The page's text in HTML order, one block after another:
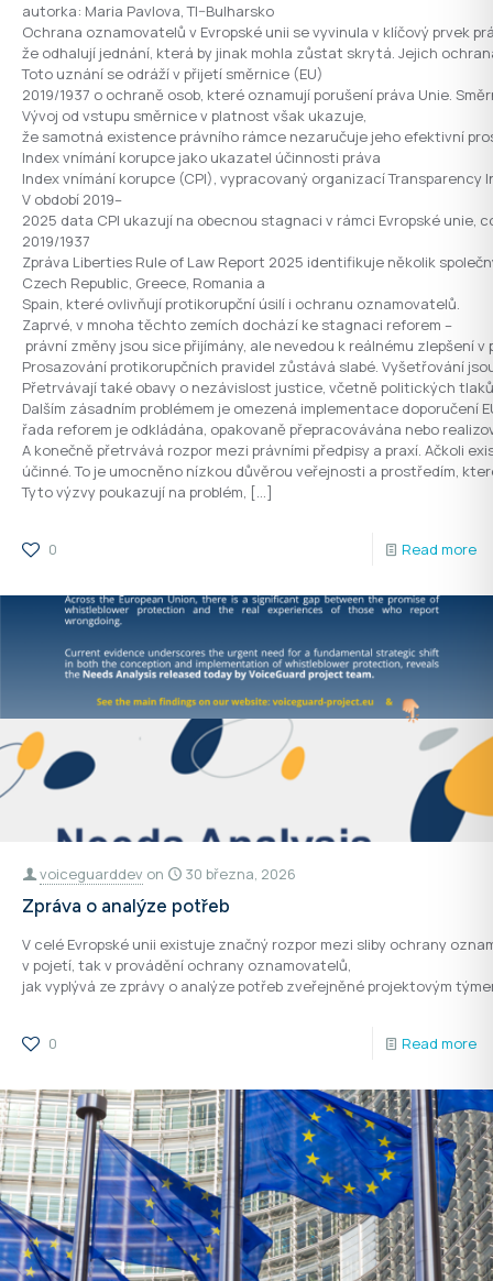
autorka: Maria Pavlova, TI–Bulharsko
Ochrana oznamovatelů v Evropské unii se vyvinula v klíčový prvek
že odhalují jednání, která by jinak mohla zůstat skrytá. Jejich
Toto uznání se odráží v přijetí směrnice (EU)
2019/1937 o ochraně osob, které oznamují porušení práva Unie.
Vývoj od vstupu směrnice v platnost však ukazuje,
že samotná existence právního rámce nezaručuje jeho efektivní
Index vnímání korupce jako ukazatel účinnosti práva
Index vnímání korupce (CPI), vypracovaný organizací
V období 2019–
2025 data CPI ukazují na obecnou stagnaci v rámci Evropské
2019/1937
Zpráva Liberties Rule of Law Report 2025 identifikuje několik
Czech Republic, Greece, Romania a
Spain, které ovlivňují protikorupční úsilí i ochranu oznamovatelů.
Zaprvé, v mnoha těchto zemích dochází ke stagnaci reforem –
právní změny jsou sice přijímány, ale nevedou k reálnému zlepšení v
Prosazování protikorupčních pravidel zůstává slabé. Vyšetřování
Přetrvávají také obavy o nezávislost justice, včetně politických
Dalším zásadním problémem je omezená implementace doporučení
řada reforem je odkládána, opakovaně přepracovávána nebo
A konečně přetrvává rozpor mezi právními předpisy a praxí. Ačkoli
účinné. To je umocněno nízkou důvěrou veřejnosti a prostředím,
Tyto výzvy poukazují na problém, […]
0 Read more
voiceguarddev on 30 března, 2026
Zpráva o analýze potřeb
V celé Evropské unii existuje značný rozpor mezi sliby ochrany
v pojetí, tak v provádění ochrany oznamovatelů,
jak vyplývá ze zprávy o analýze potřeb zveřejněné projektovým
0 Read more